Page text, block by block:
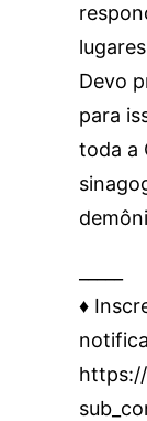
Devo
para
toda a
♦️